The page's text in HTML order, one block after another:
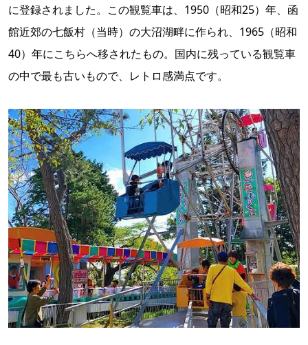
に登録されました。この観覧車は、1950（昭和25）年、函
館近郊の七飯村（当時）の大沼湖畔に作られ、1965（昭和
40）年にこちらへ移されたもの。国内に残っている観覧車
の中で最も古いもので、レトロ感満点です。